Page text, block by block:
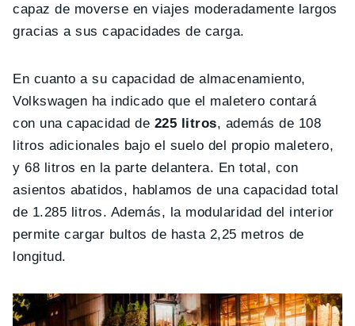
capaz de moverse en viajes moderadamente largos
gracias a sus capacidades de carga.
En cuanto a su capacidad de almacenamiento,
Volkswagen ha indicado que el maletero contará
con una capacidad de 225 litros, además de 108
litros adicionales bajo el suelo del propio maletero,
y 68 litros en la parte delantera. En total, con
asientos abatidos, hablamos de una capacidad total
de 1.285 litros. Además, la modularidad del interior
permite cargar bultos de hasta 2,25 metros de
longitud.